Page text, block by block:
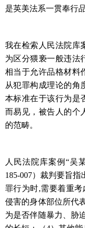
是英美法系一贯奉行
我在检索人民法院库
为区分猥亵一般违法
相当于允许品格材料
从犯罪构成理论的角
本标准在于该行为是
而易见，被告人的个
的范畴。
人民法院库案例“吴
185-007）裁判要旨指
罪行为时,需要着重
侵害的身体部位所代
为是否伴随暴力、胁